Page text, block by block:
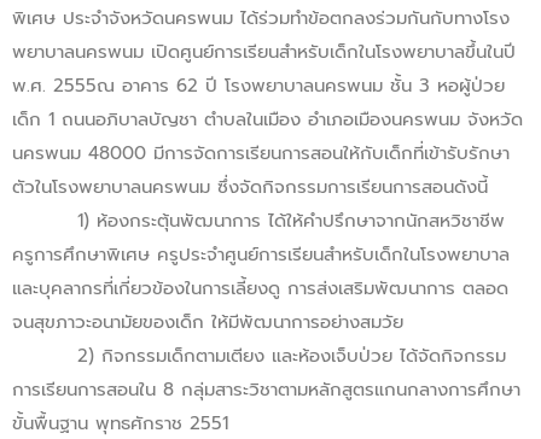
พิเศษ ประจำจังหวัดนครพนม ได้ร่วมทำข้อตกลงร่วมกันกับทางโรง
พยาบาลนครพนม เปิดศูนย์การเรียนสำหรับเด็กในโรงพยาบาลขึ้นในปี
พ.ศ. 2555ณ อาคาร 62 ปี โรงพยาบาลนครพนม ชั้น 3 หอผู้ป่วย
เด็ก 1 ถนนอภิบาลบัญชา ตำบลในเมือง อำเภอเมืองนครพนม จังหวัด
นครพนม 48000 มีการจัดการเรียนการสอนให้กับเด็กที่เข้ารับรักษา
ตัวในโรงพยาบาลนครพนม ซึ่งจัดกิจกรรมการเรียนการสอนดังนี้
1) ห้องกระตุ้นพัฒนาการ ได้ให้คำปรึกษาจากนักสหวิชาชีพ
ครูการศึกษาพิเศษ ครูประจำศูนย์การเรียนสำหรับเด็กในโรงพยาบาล
และบุคลากรที่เกี่ยวข้องในการเลี้ยงดู การส่งเสริมพัฒนาการ ตลอด
จนสุขภาวะอนามัยของเด็ก ให้มีพัฒนาการอย่างสมวัย
2) กิจกรรมเด็กตามเตียง และห้องเจ็บป่วย ได้จัดกิจกรรม
การเรียนการสอนใน 8 กลุ่มสาระวิชาตามหลักสูตรแกนกลางการศึกษา
ขั้นพื้นฐาน พุทธศักราช 2551